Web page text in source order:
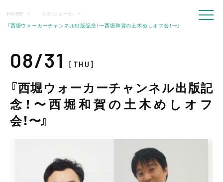
HOME スケジュール
『西堀ウォーカーチャンネル出版記念！〜西堀和賀の土木めしオフ会！〜』
08/31[THU]
『西堀ウォーカーチャンネル出版記
念！〜西堀和賀の土木めしオフ
会！〜』